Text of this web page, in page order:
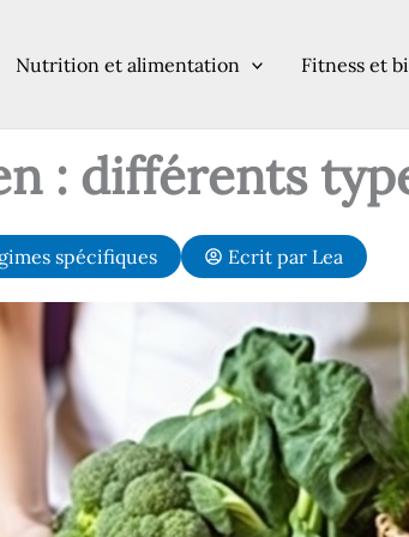
Nutrition et alimentation Fitness et
: différents
spécifiques Ecrit par Lea